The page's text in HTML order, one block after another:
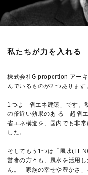
私たちが力を入れる
株式会社G proportion アー
んでいるものが2 つあります
1つは「省エネ建築」です。
の倍近い効果のあ る「超省
省エネ構造を、国内でも非
した。
そしてもう1つは「風水
営者の方々も、風水を活用
ん。「家族の幸せや豊かさ